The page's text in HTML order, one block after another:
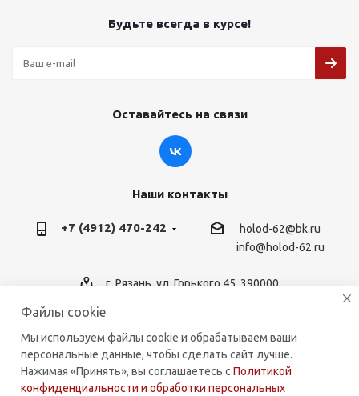
Будьте всегда в курсе!
Оставайтесь на связи
Наши контакты
+7 (4912) 470-242
holod-62@bk.ru
info@holod-62.ru
г. Рязань, ул. Горького 45, 390000
2026 © holod-62.ru. Комплектующие для бытовой и
коммерческой техники.
Файлы cookie
Мы используем файлы cookie и обрабатываем ваши
персональные данные, чтобы сделать сайт лучше.
Нажимая «Принять», вы соглашаетесь с Политикой
конфиденциальности и обработки персональных